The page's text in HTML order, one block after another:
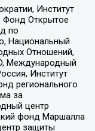
Институт
Фонд Открытое
по
Национальный
Отношений,
Международный
Институт
регионального
за
центр
фонд Маршалла
защиты